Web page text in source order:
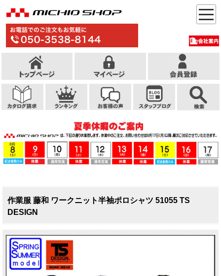
作業服 藤和 ワークニット半袖ポロシャツ 51055 TS
DESIGN